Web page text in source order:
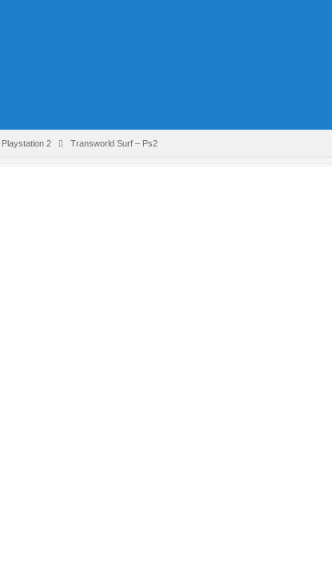
Playstation 2 Transworld Surf – Ps2